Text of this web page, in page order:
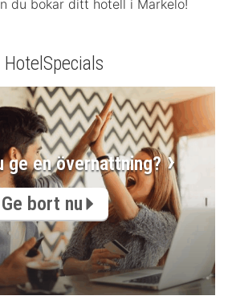
du bokar ditt hotell i Markelo!
ge en övernattning?
Ge bort nu